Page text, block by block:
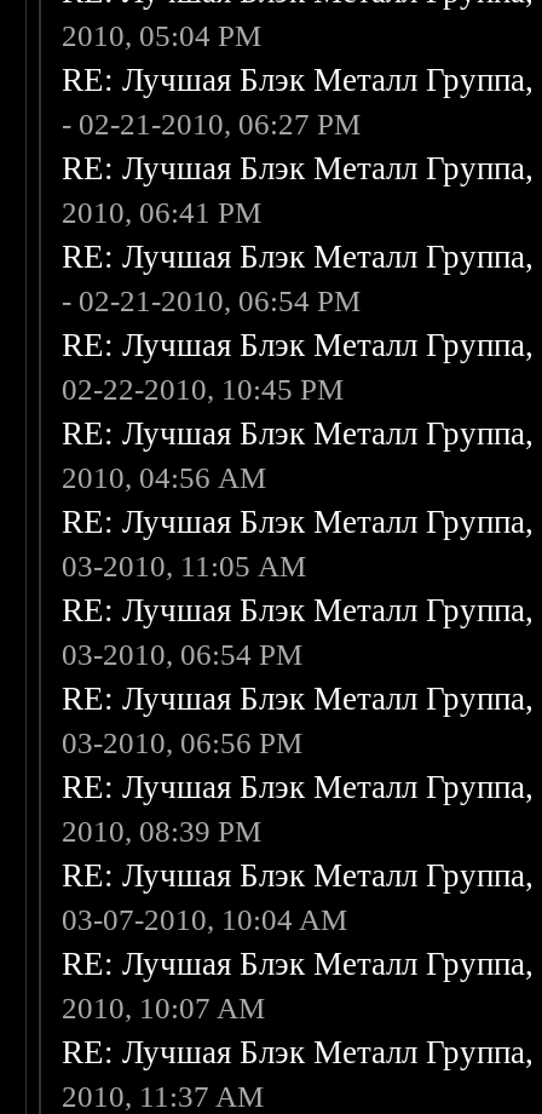
2010, 05:04 PM
RE: Лучшая Блэк Металл
- 02-21-2010, 06:27 PM
RE: Лучшая Блэк Металл
2010, 06:41 PM
RE: Лучшая Блэк Металл
- 02-21-2010, 06:54 PM
RE: Лучшая Блэк Металл
02-22-2010, 10:45 PM
RE: Лучшая Блэк Металл
2010, 04:56 AM
RE: Лучшая Блэк Металл
03-2010, 11:05 AM
RE: Лучшая Блэк Металл
03-2010, 06:54 PM
RE: Лучшая Блэк Металл
03-2010, 06:56 PM
RE: Лучшая Блэк Металл
2010, 08:39 PM
RE: Лучшая Блэк Металл
03-07-2010, 10:04 AM
RE: Лучшая Блэк Металл
2010, 10:07 AM
RE: Лучшая Блэк Металл
2010, 11:37 AM